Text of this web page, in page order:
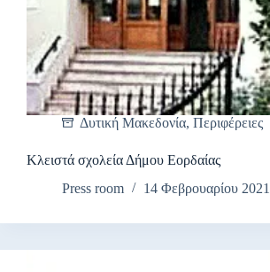
Δυτική Μακεδονία, Περιφέρειες
Κλειστά σχολεία Δήμου Εορδαίας
Press room
14 Φεβρουαρίου 2021